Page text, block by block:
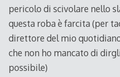
pericolo di scivolare nello
questa roba è farcita (per
direttore del mio
che non ho mancato di
possibile)